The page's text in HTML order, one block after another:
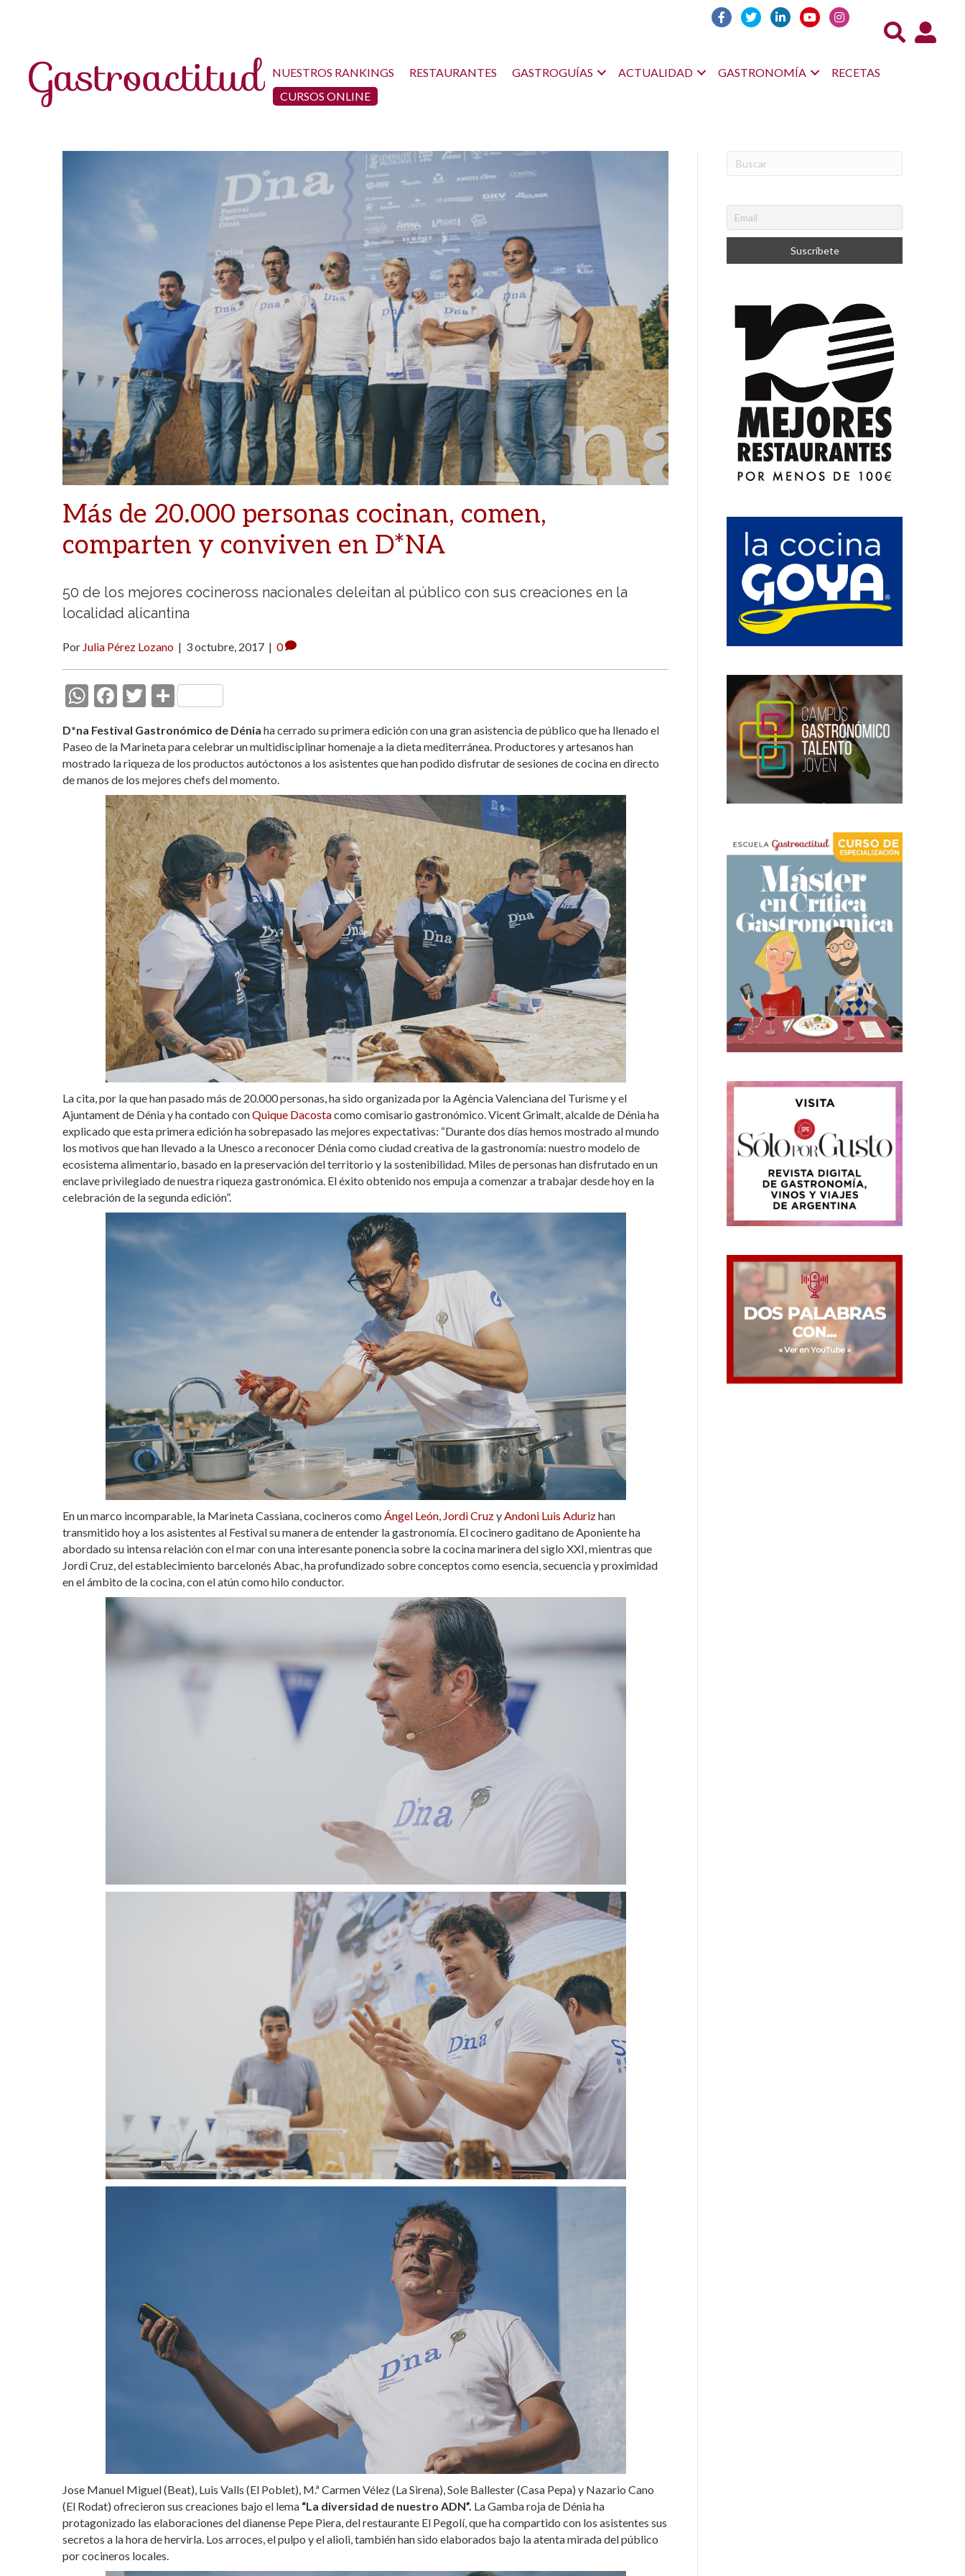
Acceso
NUESTROS RANKINGS RESTAURANTES GASTROGUÍAS ACTUALIDAD GASTRONOMÍA
RECETAS
CURSOS ONLINE
Más de 20.000 personas cocinan, comen,
comparten y conviven en D*NA
50 de los mejores cocineross nacionales deleitan al público con sus creaciones en la
localidad alicantina
Por Julia Pérez Lozano | 3 octubre, 2017 | 0
W
at
s
A
F
e
b
o
o
k
T
itt
er
C
m
p
ar
ti
r
D*na Festival Gastronómico de Dénia ha cerrado su primera edición con una gran asistencia de público que ha llenado el
Paseo de la Marineta para celebrar un multidisciplinar homenaje a la dieta mediterránea. Productores y artesanos han
mostrado la riqueza de los productos autóctonos a los asistentes que han podido disfrutar de sesiones de cocina en directo
de manos de los mejores chefs del momento.
La cita, por la que han pasado más de 20.000 personas, ha sido organizada por la Agència Valenciana del Turisme y el
Ajuntament de Dénia y ha contado conQuique Dacostacomo comisario gastronómico. Vicent Grimalt, alcalde de Dénia ha
explicado que esta primera edición ha sobrepasado las mejores expectativas: “Durante dos días hemos mostrado al mundo
los motivos que han llevado a la Unesco a reconocer Dénia como ciudad creativa de la gastronomía: nuestro modelo de
ecosistema alimentario, basado en la preservación del territorio y la sostenibilidad. Miles de personas han disfrutado en un
enclave privilegiado de nuestra riqueza gastronómica. El éxito obtenido nos empuja a comenzar a trabajar desde hoy en la
celebración de la segunda edición”.
En un marco incomparable, la Marineta Cassiana, cocineros como Ángel León, Jordi CruzyAndoni Luis Adurizhan
transmitido hoy a los asistentes al Festival su manera de entender la gastronomía. El cocinero gaditano de Aponiente ha
abordado su intensa relación con el mar con una interesante ponencia sobre la cocina marinera del siglo XXI, mientras que
Jordi Cruz, del establecimiento barcelonés Abac, ha profundizado sobre conceptos como esencia, secuencia y proximidad
en el ámbito de la cocina, con el atún como hilo conductor.
Jose Manuel Miguel (Beat), Luis Valls (El Poblet), M.ª Carmen Vélez (La Sirena), Sole Ballester (Casa Pepa) y Nazario Cano
(El Rodat) ofrecieron sus creaciones bajo el lema “La diversidad de nuestro ADN”. La Gamba roja de Dénia ha
protagonizado las elaboraciones del dianense Pepe Piera, del restaurante El Pegolí, que ha compartido con los asistentes sus
secretos a la hora de hervirla. Los arroces, el pulpo y el alioli, también han sido elaborados bajo la atenta mirada del público
por cocineros locales.